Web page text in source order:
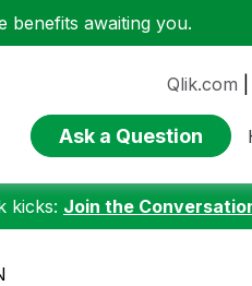
benefits awaiting you.
Qlik.com
Ask a Question
kicks: Join the